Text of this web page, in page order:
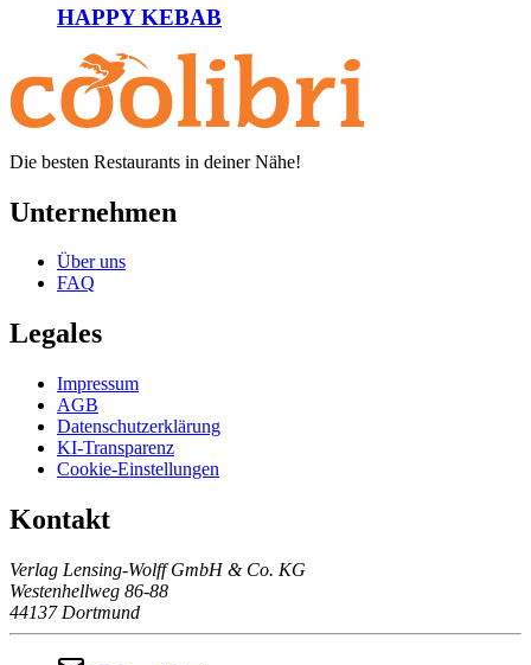
HAPPY KEBAB
Die besten Restaurants in deiner Nähe!
Unternehmen
Über uns
FAQ
Legales
Impressum
AGB
Datenschutzerklärung
KI-Transparenz
Cookie-Einstellungen
Kontakt
Verlag Lensing-Wolff GmbH & Co. KG
Westenhellweg 86-88
44137 Dortmund